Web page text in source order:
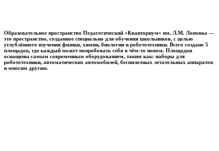
Образовательное пространство Педагогический «Кванториум» им. Л.М. Лоповка —
это пространство, созданное специально для обучения школьников, с целью
углублённого изучения физики, химии, биологии и робототехники. Всего создано 5
площадок, где каждый может попробовать себя в чём-то новом. Площадки
оснащены самым современным оборудованием, таким как: наборы для
робототехники, автоматических автомобилей, беспилотных летательных аппаратов
и многим другим.